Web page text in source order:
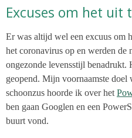
Excuses om het uit
Er was altijd wel een excuus om
het coronavirus op en werden de
ongezonde levensstijl
geopend. Mijn voornaamste
schoonzus hoorde ik over het
ben gaan Googlen en een
buurt vond.